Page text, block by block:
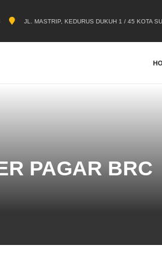
JL. MASTRIP, KEDURUS DUKUH 1 / 45 KOTA
PAGAR BRC